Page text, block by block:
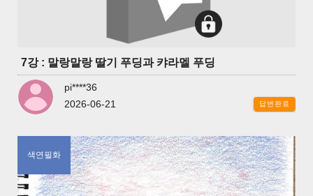
7강 : 말랑말랑 딸기 푸딩과 캬라멜 푸딩
pi****36
2026-06-21
답변완료
색연필화